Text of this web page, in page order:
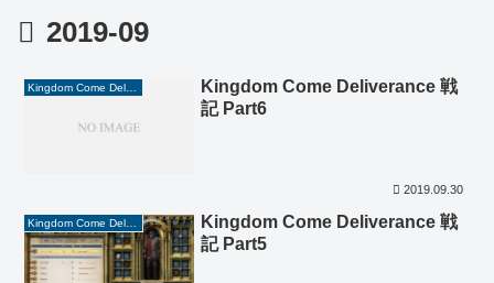
2019-09
Kingdom Come Deliverance 戦
記 Part6
2019.09.30
Kingdom Come Deliverance
Kingdom Come Deliverance 戦
記 Part5